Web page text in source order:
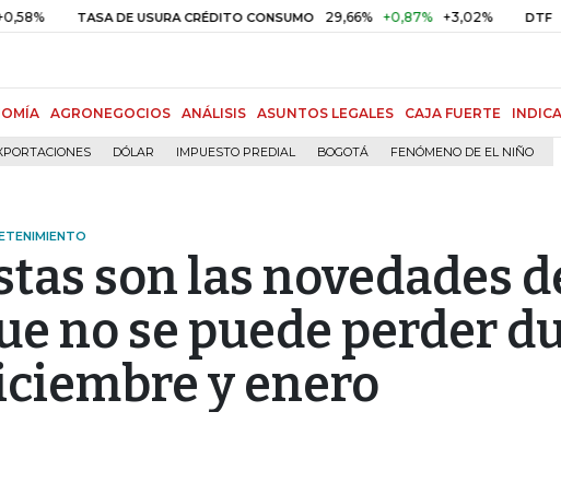
TASA DE USURA CRÉDITO CONSUMO 29,66% +0,87% +3,02% DTF 10,34%
AGRONEGOCIOS ANÁLISIS ASUNTOS LEGALES CAJA FUERTE
DÓLAR IMPUESTO PREDIAL BOGOTÁ FENÓMENO DE EL NIÑO
son las novedades
no se puede perder
y enero